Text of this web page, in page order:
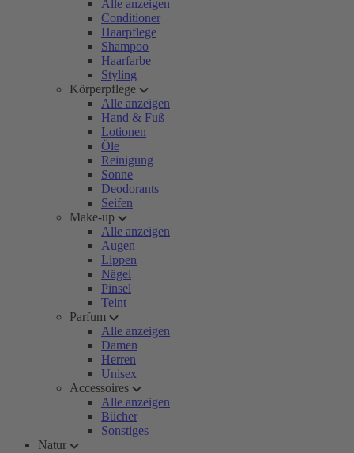
Alle anzeigen
Conditioner
Haarpflege
Shampoo
Haarfarbe
Styling
Körperpflege
Alle anzeigen
Hand & Fuß
Lotionen
Öle
Reinigung
Sonne
Deodorants
Seifen
Make-up
Alle anzeigen
Augen
Lippen
Nägel
Pinsel
Teint
Parfum
Alle anzeigen
Damen
Herren
Unisex
Accessoires
Alle anzeigen
Bücher
Sonstiges
Natur